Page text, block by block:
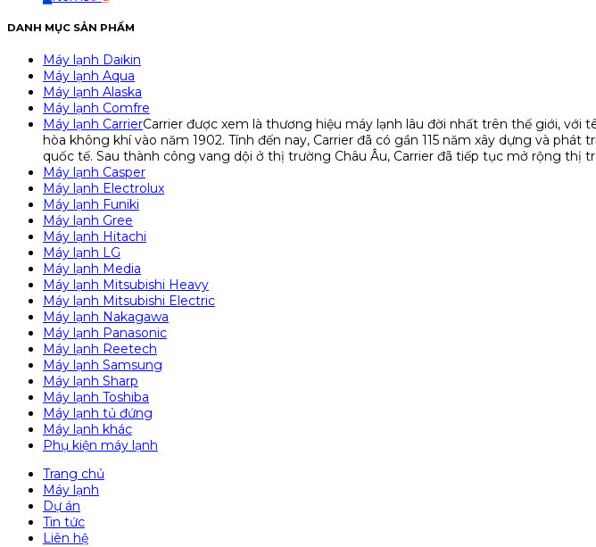
DANH MỤC SẢN PHẨM
Máy lạnh Daikin
Máy lạnh Aqua
Máy lạnh Alaska
Máy lạnh Comfre
Máy lạnh CarrierCarrier được xem là thương hiệu máy lạnh lâu đời nhất trên thế giới, với
hòa không khí vào năm 1902. Tính đến nay, Carrier đã có gần 115 năm xây dựng và
quốc tế. Sau thành công vang dội ở thị trường Châu Âu, Carrier đã tiếp tục mở rộng
Máy lạnh Casper
Máy lạnh Electrolux
Máy lạnh Funiki
Máy lạnh Gree
Máy lạnh Hitachi
Máy lạnh LG
Máy lạnh Media
Máy lạnh Mitsubishi Heavy
Máy lạnh Mitsubishi Electric
Máy lạnh Nakagawa
Máy lạnh Panasonic
Máy lạnh Reetech
Máy lạnh Samsung
Máy lạnh Sharp
Máy lạnh Toshiba
Máy lạnh tủ đứng
Máy lạnh khác
Phụ kiện máy lạnh
Trang chủ
Máy lạnh
Dự án
Tin tức
Liên hệ